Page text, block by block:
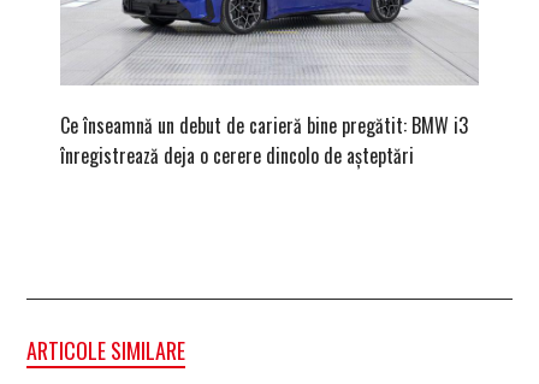
Ce înseamnă un debut de carieră bine pregătit: BMW i3
înregistrează deja o cerere dincolo de așteptări
ARTICOLE SIMILARE